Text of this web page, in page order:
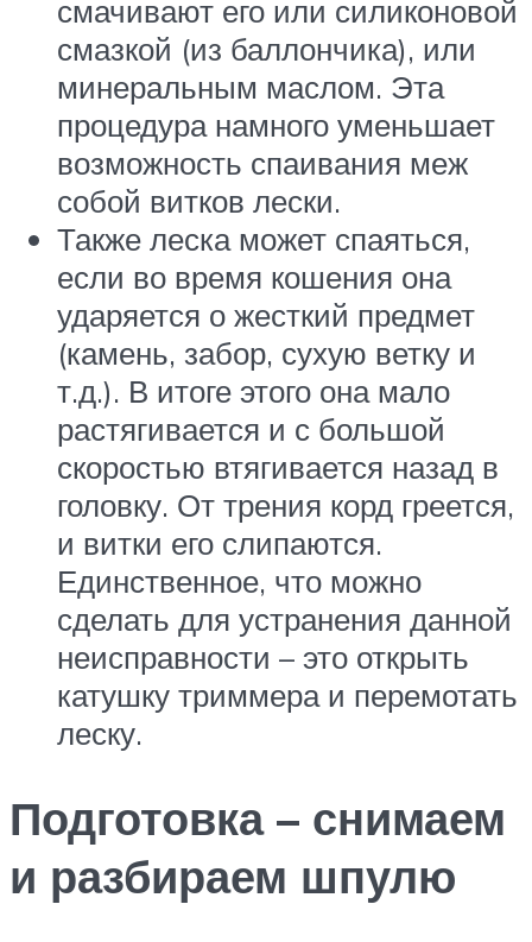
смачивают его или силиконовой
смазкой (из баллончика), или
минеральным маслом. Эта
процедура намного уменьшает
возможность спаивания меж
собой витков лески.
Также леска может спаяться,
если во время кошения она
ударяется о жесткий предмет
(камень, забор, сухую ветку и
т.д.). В итоге этого она мало
растягивается и с большой
скоростью втягивается назад в
головку. От трения корд греется,
и витки его слипаются.
Единственное, что можно
сделать для устранения данной
неисправности – это открыть
катушку триммера и перемотать
леску.
Подготовка – снимаем
и разбираем шпулю